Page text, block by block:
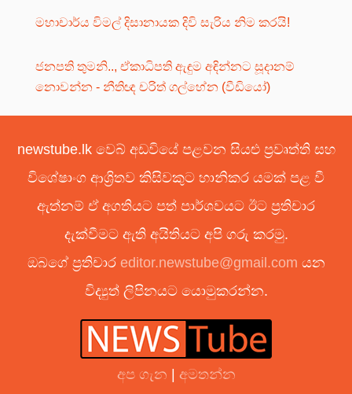
මහාචාර්ය විමල් දිසානායක දිවි සැරිය නිම කරයි!
ජනපති තුමනි.., ඒකාධිපති ඇඳුම අඳින්නට සූදානම්
නොවන්න - නීතිඥ චරිත් ගල්හේන (වීඩියෝ)
newstube.lk වෙබ් අඩවියේ පළවන සියළු ප්‍රවෘත්ති සහ
විශේෂාංග ආශ්‍රිතව කිසිවකුට හානිකර යමක් පළ වී
ඇත්නම් ඒ අගතියට පත් පාර්ශවයට ඊට ප්‍රතිචාර
දැක්වීමට ඇති අයිතියට අපි ගරු කරමු.
ඔබගේ ප්‍රතිචාර editor.newstube@gmail.com යන
විද්‍යුත් ලිපිනයට යොමුකරන්න.
අප ගැන අමතන්න